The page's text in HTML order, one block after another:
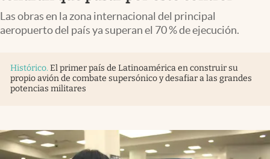
Las obras en la zona internacional del principal
aeropuerto del país ya superan el 70 % de ejecución.
Histórico. El primer país de Latinoamérica en construir su
propio avión de combate supersónico y desafiar a las grandes
potencias militares